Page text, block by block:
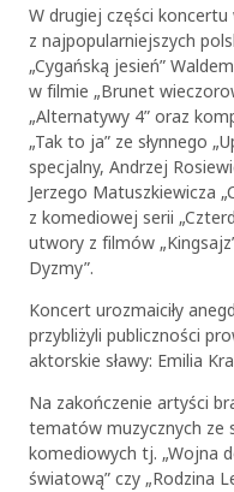
W drugiej części
z najpopularniejszych
„Cygańską jesień”
w filmie „Brunet
„Alternatywy 4” oraz
„Tak to ja” ze słynnego
specjalny, Andrzej
Jerzego Matuszkiewicza
z komediowej serii
utwory z filmów
Dyzmy”.
Koncert urozmaiciły
przybliżyli publiczności
aktorskie sławy: Emilia
Na zakończenie artyści
tematów muzycznych ze
komediowych tj. „Wojna
światową” czy „Rodzina